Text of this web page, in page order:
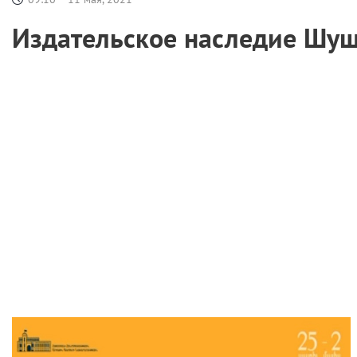
Издательское наследие